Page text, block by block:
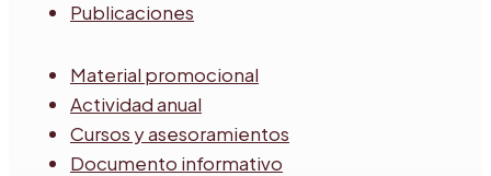
Publicaciones
Material promocional
Actividad anual
Cursos y asesoramientos
Documento informativo